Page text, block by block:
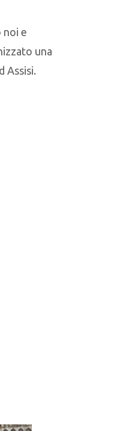
noi e
una
Assisi.